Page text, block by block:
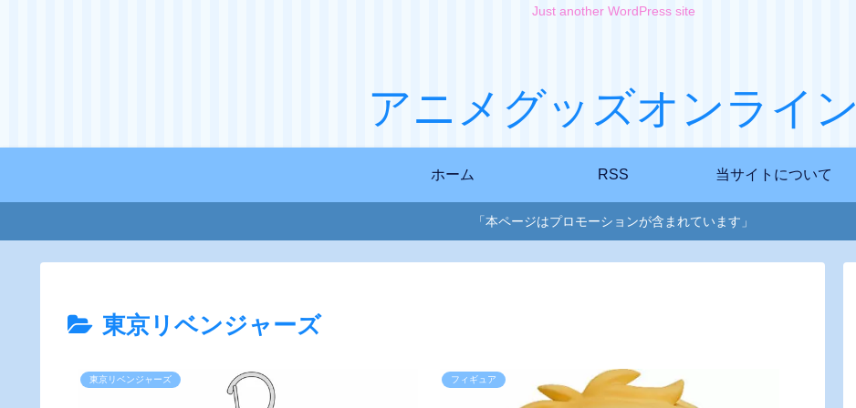
Just another WordPress site
アニメグッズオンライン
ホーム RSS 当サイトについて
「本ページはプロモーションが含まれています」
東京リベンジャーズ
東京リベンジャーズ フィギュア